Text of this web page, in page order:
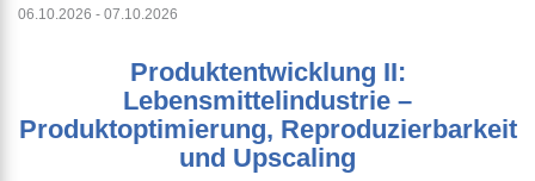
06.10.2026 - 07.10.2026
Produktentwicklung II:
Lebensmittelindustrie –
Produktoptimierung, Reproduzierbarkeit
und Upscaling